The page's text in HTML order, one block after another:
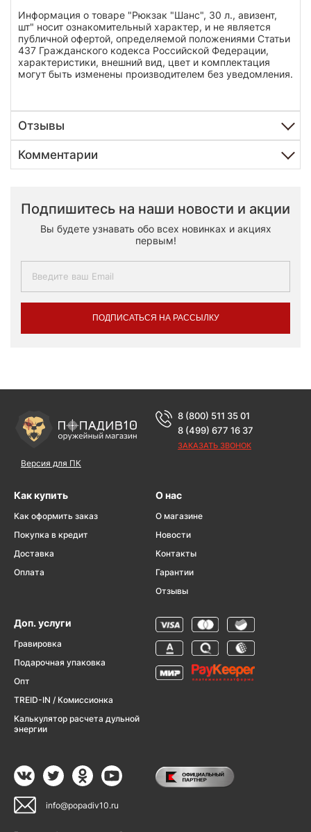
Информация о товаре "Рюкзак "Шанс", 30 л., авизент,
шт" носит ознакомительный характер, и не является
публичной офертой, определяемой положениями Статьи
437 Гражданского кодекса Российской Федерации,
характеристики, внешний вид, цвет и комплектация
могут быть изменены производителем без уведомления.
Отзывы
Комментарии
Подпишитесь на наши новости и акции
Вы будете узнавать обо всех новинках и акциях
первым!
ПОДПИСАТЬСЯ НА РАССЫЛКУ
Версия для ПК
8 (800) 511 35 01
8 (499) 677 16 37
ЗАКАЗАТЬ ЗВОНОК
Как купить
Как оформить заказ
Покупка в кредит
Доставка
Оплата
О нас
О магазине
Новости
Контакты
Гарантии
Отзывы
Доп. услуги
Гравировка
Подарочная упаковка
Опт
TREID-IN / Комиссионка
Калькулятор расчета дульной
энергии
info@popadiv10.ru